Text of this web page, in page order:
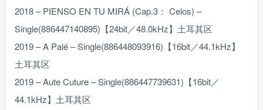
2018 – PIENSO EN TU MIRÁ (Cap.3： Celos) –
Single(886447140895)【24bit／48.0kHz】土耳其区
2019 – A Palé – Single(886448093916)【16bit／44.1kHz】
土耳其区
2019 – Aute Cuture – Single(886447739631)【16bit／
44.1kHz】土耳其区